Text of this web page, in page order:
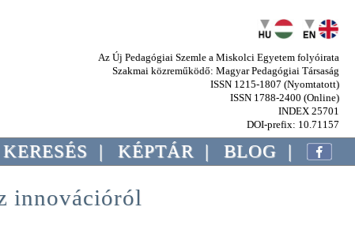
Az Új Pedagógiai Szemle a Miskolci Egyetem folyóirata
Szakmai közreműködő: Magyar Pedagógiai Társaság
ISSN 1215-1807 (Nyomtatott)
ISSN 1788-2400 (Online)
INDEX 25701
DOI-prefix: 10.71157
KERESÉS | KÉPTÁR | BLOG |
innovációról